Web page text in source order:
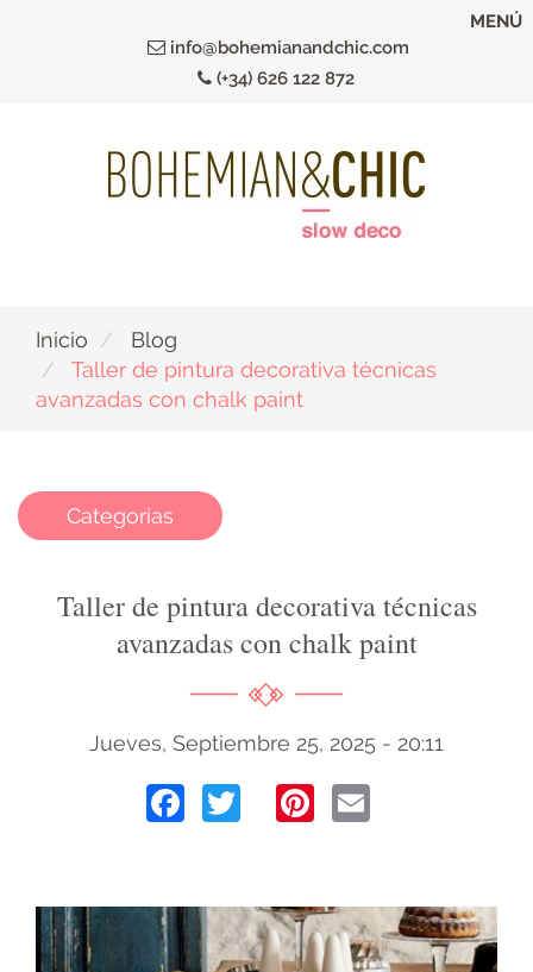
info@bohemianandchic.com
(+34) 626 122 872
MENÚ
Inicio
Blog
Taller de pintura decorativa técnicas
avanzadas con chalk paint
Categorias
Taller de pintura decorativa técnicas
avanzadas con chalk paint
Jueves, Septiembre 25, 2025 - 20:11
Facebook
TwitterPinterest
Email